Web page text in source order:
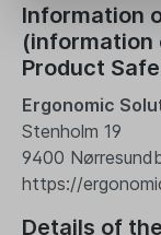
Information
(information
Product
Ergonomic
Stenholm 19
9400
https://
Details of